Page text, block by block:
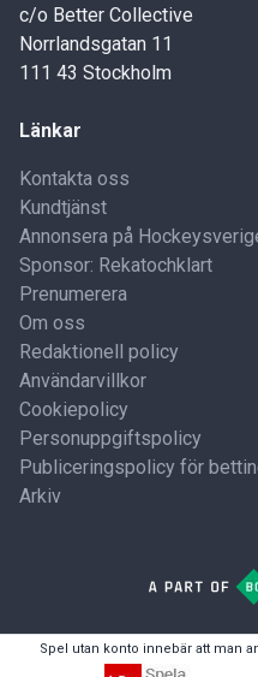
c/o Better Collective
Norrlandsgatan 11
111 43 Stockholm
Länkar
Kontakta oss
Kundtjänst
Annonsera på
Sponsor: Rekatochklart
Prenumerera
Om oss
Redaktionell policy
Användarvillkor
Cookiepolicy
Personuppgiftspolicy
Publiceringspolicy för
Arkiv
Spel utan konto innebär att man